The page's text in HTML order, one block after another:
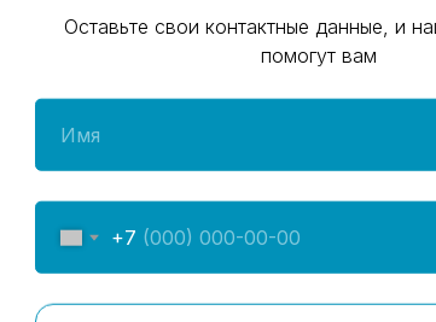
Оставьте свои контактные данные, и
помогут вам
+7